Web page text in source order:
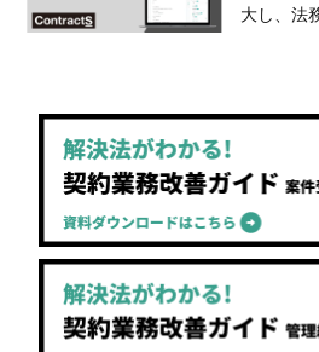
大し、法